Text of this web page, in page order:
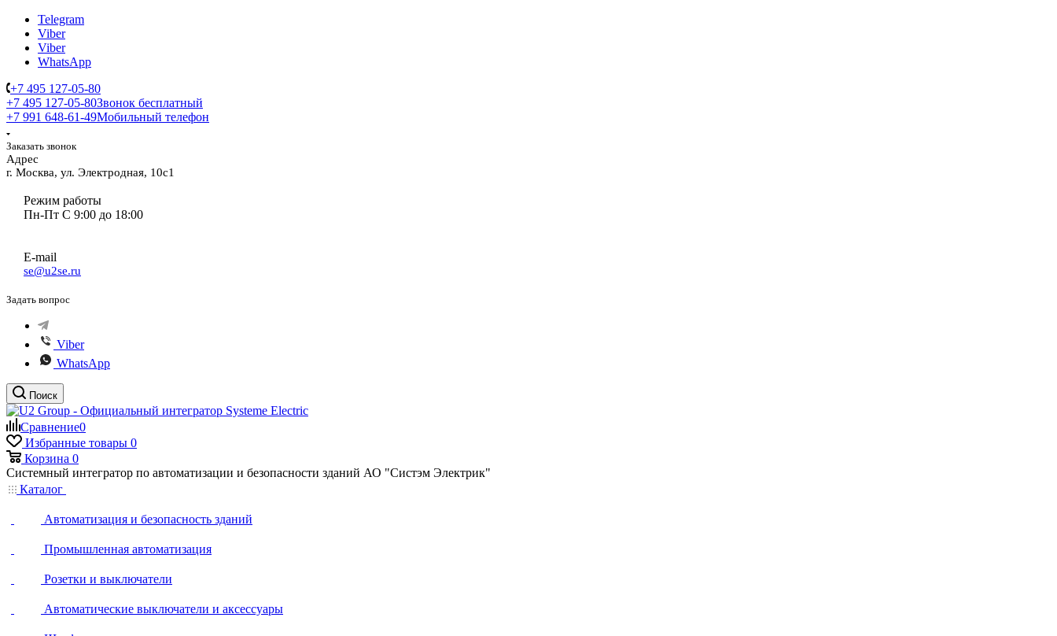
Telegram
Viber
Viber
WhatsApp
+7 495 127-05-80
+7 495 127-05-80Звонок бесплатный
+7 991 648-61-49Мобильный телефон
Заказать звонок
Адрес
г. Москва, ул. Электродная, 10с1
Режим работы
Пн-Пт С 9:00 до 18:00
E-mail
se@u2se.ru
Задать вопрос
Viber
WhatsApp
Поиск
Сравнение0
Избранные товары 0
Корзина 0
Системный интегратор по автоматизации и безопасности зданий АО "Систэм Электрик"
Каталог
Автоматизация и безопасность зданий
Промышленная автоматизация
Розетки и выключатели
Автоматические выключатели и аксессуары